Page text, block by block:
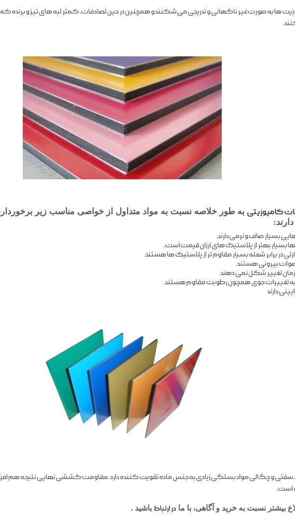
ها به صورت غیر ناگهانی و تدریجی می شکنند و همچنین در حین تصادفات، کمتر لبه های تیز و برنده
کامپوزیتی به طور خلاصه نسبت به مواد متداول از خواصی مناسب زیر
و چگالی مواد بستگی زیادی به جنس ماده تقویت کننده دارد. مقاومت کششی نهایی نتیجه هم
است.
بیشتر نسبت به خرید و آگاهی، با ما در ارتباط باشید .